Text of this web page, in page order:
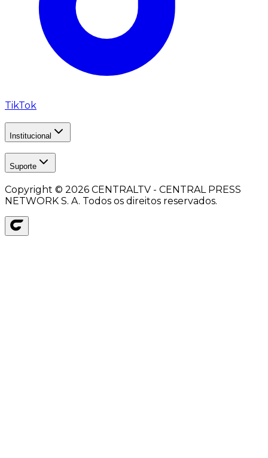
TikTok
Institucional
Suporte
Copyright © 2026 CENTRALTV - CENTRAL PRESS
NETWORK S. A. Todos os direitos reservados.